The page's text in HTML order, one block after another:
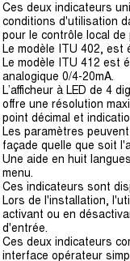
Ces deux indicateurs
conditions d'utilisation
pour le contrôle local de
Le modèle ITU 402, est
Le modèle ITU 412 est
analogique 0/4-20mA.
L’afficheur à LED de 4
offre une résolution
point décimal et
Les paramètres
façade quelle que soit
Une aide en huit
menu.
Ces indicateurs sont
Lors de l'installation,
activant ou en
d'entrée.
Ces deux indicateurs
interface opérateur